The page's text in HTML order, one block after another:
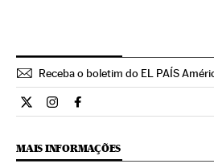
Receba o boletim do EL PAÍS
Ciencia El País Brasil en Twitter
Ciencia El País Brasil en
Ciencia El País Brasil en
MAIS INFORMAÇÕES